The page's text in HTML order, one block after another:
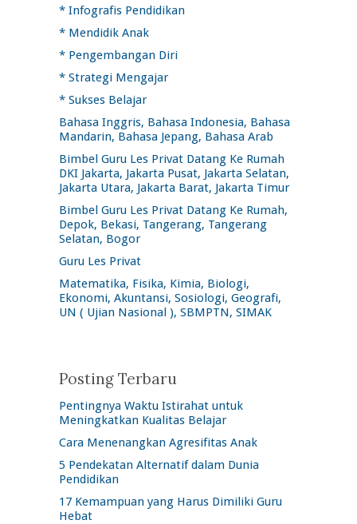
* Infografis Pendidikan
* Mendidik Anak
* Pengembangan Diri
* Strategi Mengajar
* Sukses Belajar
Bahasa Inggris, Bahasa Indonesia, Bahasa
Mandarin, Bahasa Jepang, Bahasa Arab
Bimbel Guru Les Privat Datang Ke Rumah
DKI Jakarta, Jakarta Pusat, Jakarta Selatan,
Jakarta Utara, Jakarta Barat, Jakarta Timur
Bimbel Guru Les Privat Datang Ke Rumah,
Depok, Bekasi, Tangerang, Tangerang
Selatan, Bogor
Guru Les Privat
Matematika, Fisika, Kimia, Biologi,
Ekonomi, Akuntansi, Sosiologi, Geografi,
UN ( Ujian Nasional ), SBMPTN, SIMAK
Posting Terbaru
Pentingnya Waktu Istirahat untuk
Meningkatkan Kualitas Belajar
Cara Menenangkan Agresifitas Anak
5 Pendekatan Alternatif dalam Dunia
Pendidikan
17 Kemampuan yang Harus Dimiliki Guru
Hebat